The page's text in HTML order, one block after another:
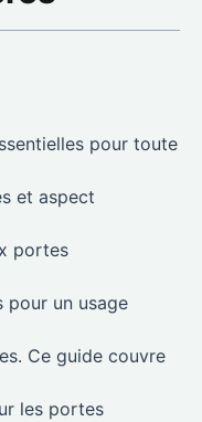
pour toute
et aspect
portes
pour un usage
Ce guide couvre
les portes